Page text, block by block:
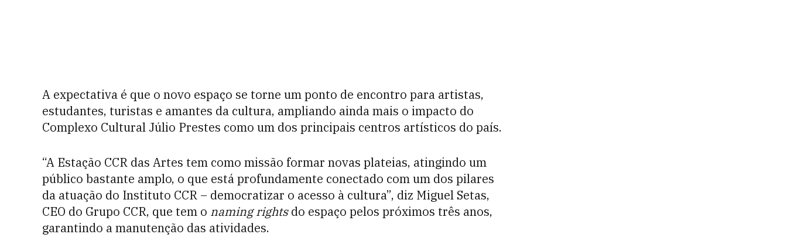
A expectativa é que o novo espaço se torne um ponto de encontro para artistas,
estudantes, turistas e amantes da cultura, ampliando ainda mais o impacto do
Complexo Cultural Júlio Prestes como um dos principais centros artísticos do país.
“A Estação CCR das Artes tem como missão formar novas plateias, atingindo um
público bastante amplo, o que está profundamente conectado com um dos pilares
da atuação do Instituto CCR – democratizar o acesso à cultura”, diz Miguel Setas,
CEO do Grupo CCR, que tem o naming rightsdo espaço pelos próximos três anos,
garantindo a manutenção das atividades.